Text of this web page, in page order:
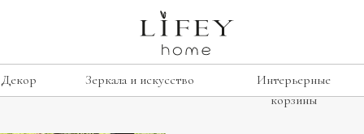
Декор Зеркала и искусство
Интерьерные
корзины